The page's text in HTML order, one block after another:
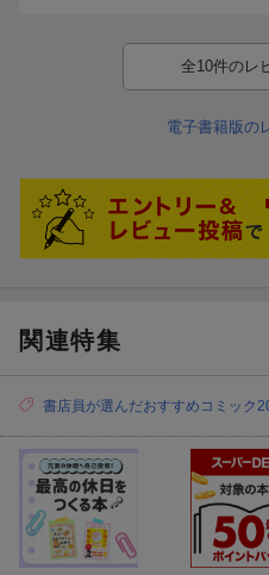
全10件のレ
電子書籍版の
関連特集
書店員が選んだおすすめコミック